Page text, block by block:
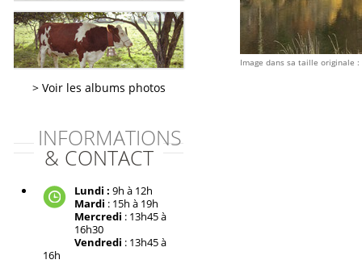
Voir les albums photos
INFORMATIONS
& CONTACT
Lundi : 9h à 12h
Mardi : 15h à 19h
Mercredi : 13h45 à
16h30
Vendredi : 13h45 à
16h
Image dans sa taille originale :